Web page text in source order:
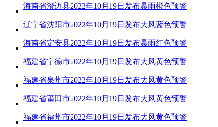
海南省澄迈县2022年10月19日发布暴雨橙色预警
辽宁省沈阳市2022年10月19日发布大风蓝色预警
海南省定安县2022年10月19日发布暴雨红色预警
福建省宁德市2022年10月19日发布大风黄色预警
福建省泉州市2022年10月19日发布大风黄色预警
福建省莆田市2022年10月19日发布大风黄色预警
福建省福州市2022年10月19日发布大风黄色预警